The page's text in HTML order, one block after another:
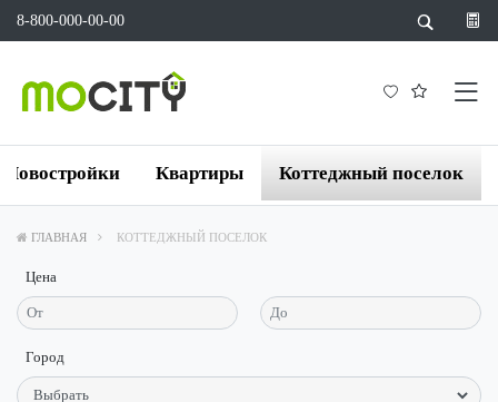
8-800-000-00-00
Новостройки Квартиры Коттеджный поселок
ГЛАВНАЯ КОТТЕДЖНЫЙ ПОСЕЛОК
Цена
Город